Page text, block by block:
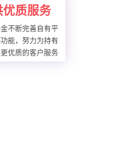
优质服务
不断完善自有平
能，努力为持有
更优质的客户服务